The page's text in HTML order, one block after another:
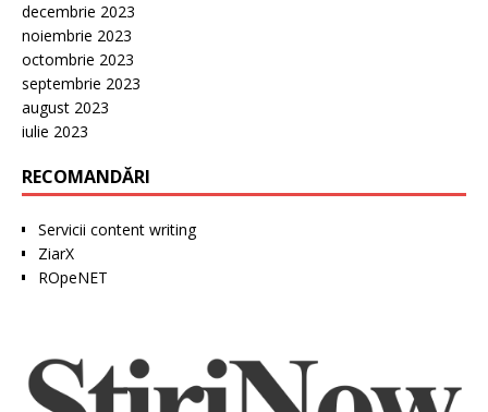
decembrie 2023
noiembrie 2023
octombrie 2023
septembrie 2023
august 2023
iulie 2023
RECOMANDĂRI
Servicii content writing
ZiarX
ROpeNET